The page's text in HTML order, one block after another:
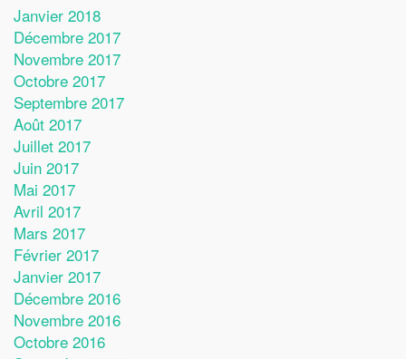
Janvier 2018
Décembre 2017
Novembre 2017
Octobre 2017
Septembre 2017
Août 2017
Juillet 2017
Juin 2017
Mai 2017
Avril 2017
Mars 2017
Février 2017
Janvier 2017
Décembre 2016
Novembre 2016
Octobre 2016